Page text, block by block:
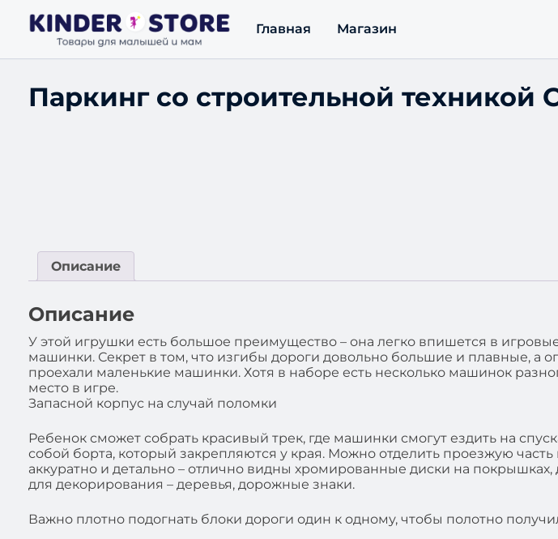
Главная Магазин
Паркинг со строительной техникой
Описание
Описание
У этой игрушки есть большое преимущество – она легко впишется в
машинки. Секрет в том, что изгибы дороги довольно большие и плавные, а
проехали маленькие машинки. Хотя в наборе есть несколько машинок
место в игре.
Запасной корпус на случай поломки
Ребенок сможет собрать красивый трек, где машинки смогут ездить на
собой борта, который закрепляются у края. Можно отделить проезжую
аккуратно и детально – отлично видны хромированные диски на
для декорирования – деревья, дорожные знаки.
Важно плотно подогнать блоки дороги один к одному, чтобы полотно